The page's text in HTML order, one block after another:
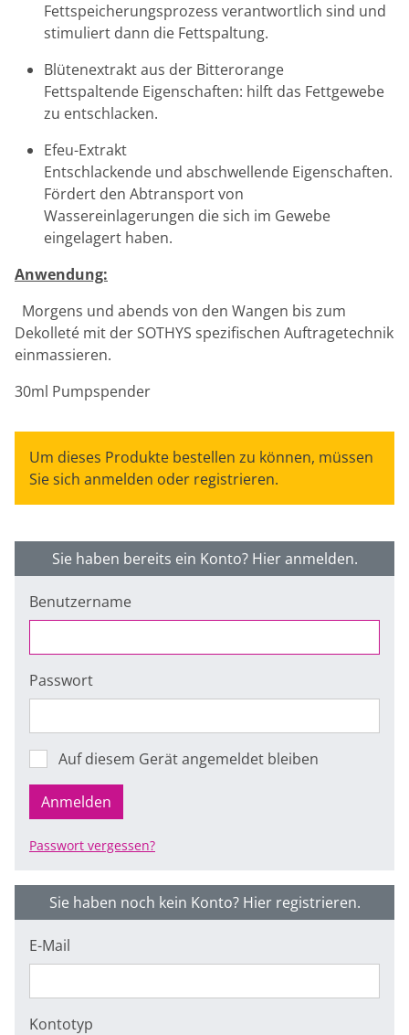
Fettspeicherungsprozess verantwortlich sind und
stimuliert dann die Fettspaltung.
Blütenextrakt aus der Bitterorange
Fettspaltende Eigenschaften: hilft das Fettgewebe
zu entschlacken.
Efeu-Extrakt
Entschlackende und abschwellende Eigenschaften.
Fördert den Abtransport von
Wassereinlagerungen die sich im Gewebe
eingelagert haben.
Anwendung:
Morgens und abends von den Wangen bis zum
Dekolleté mit der SOTHYS spezifischen Auftragetechnik
einmassieren.
30ml Pumpspender
Um dieses Produkte bestellen zu können, müssen
Sie sich anmelden oder registrieren.
Sie haben bereits ein Konto? Hier anmelden.
Benutzername
Passwort
Auf diesem Gerät angemeldet bleiben
Anmelden
Passwort vergessen?
Sie haben noch kein Konto? Hier registrieren.
E-Mail
Kontotyp